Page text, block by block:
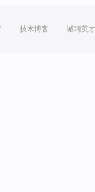
技术博客 诚聘英才